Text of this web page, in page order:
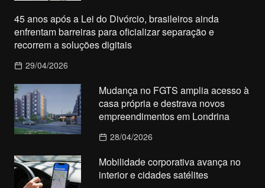
45 anos após a Lei do Divórcio, brasileiros ainda
enfrentam barreiras para oficializar separação e
recorrem a soluções digitais
29/04/2026
Mudança no FGTS amplia acesso à
casa própria e destrava novos
empreendimentos em Londrina
28/04/2026
Mobilidade corporativa avança no
interior e cidades satélites